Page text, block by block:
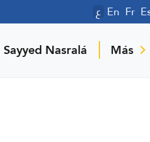
ع En Fr
Sayyed Nasralá Más